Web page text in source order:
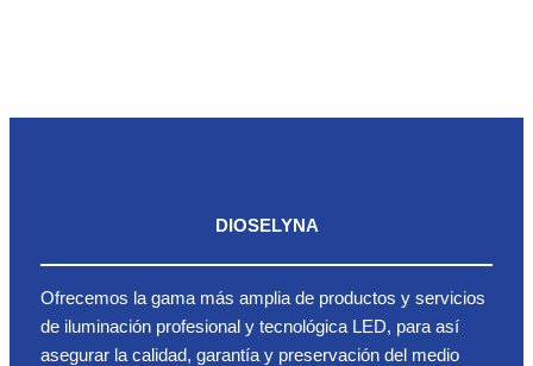
DIOSELYNA
Ofrecemos la gama más amplia de productos y servicios
de iluminación profesional y tecnológica LED, para así
asegurar la calidad, garantía y preservación del medio